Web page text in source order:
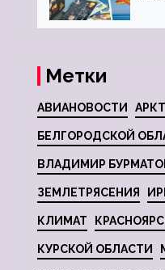
Метки
АВИАНОВОСТИ
БЕЛГОРОДСКОЙ
ВЛАДИМИР
ЗЕМЛЕТРЯСЕНИЯ
КЛИМАТ
КУРСКОЙ ОБЛАСТИ